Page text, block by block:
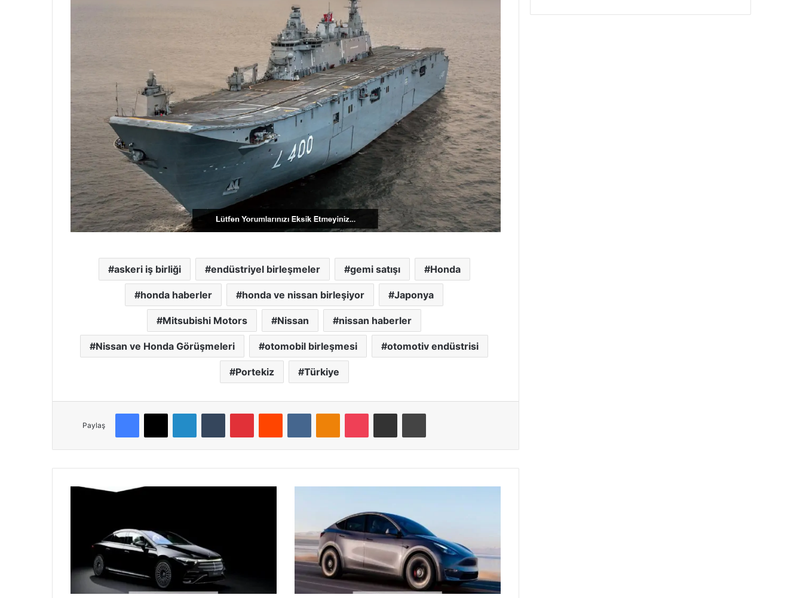
askeri iş birliği endüstriyel birleşmeler gemi satışı Honda
honda haberler honda ve nissan birleşiyor Japonya
Mitsubishi Motors Nissan nissan haberler
Nissan ve Honda Görüşmeleri otomobil birleşmesi otomotiv endüstrisi
Portekiz Türkiye
Paylaş
Facebook
X LinkedInTumblr PinterestReddit VKontakteOdnoklassniki
Pocket E-posta ile paylaş Yazdır
Yapay
Devrim:
Mercedes-
Benz
MBUX
Güncellemesi
Ödenmesi
Gereken
Vergiler
ve
Tesla
ÖTV